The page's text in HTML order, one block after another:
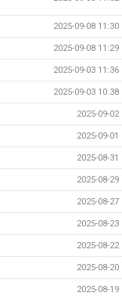
2025-09-08 11:30
2025-09-08 11:29
2025-09-03 11:36
2025-09-03 10:38
2025-09-02
2025-09-01
2025-08-31
2025-08-29
2025-08-27
2025-08-23
2025-08-22
2025-08-20
2025-08-19